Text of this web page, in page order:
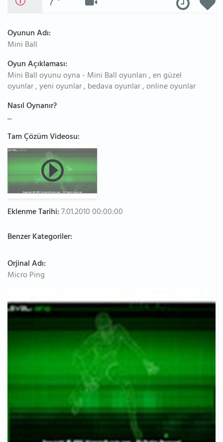
Oyunun Adı:
Mini Ball
Oyun Açıklaması:
Mini Ball oyunu oyna - Mini Ball oyunları , en güzel
oyunlar , yeni oyunlar , bedava oyunlar , online oyunlar
Nasıl Oynanır?
...
Tam Çözüm Videosu:
Eklenme Tarihi:7.01.2010 00:00:00
Benzer Kategoriler:
Orjinal Adı:
Micro Ping